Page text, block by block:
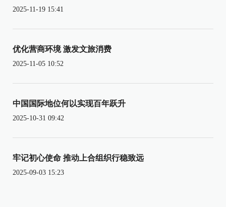
2025-11-19 15:41
优化营商环境 激发文旅消费
2025-11-05 10:52
中国国际地位何以实现百年跃升
2025-10-31 09:42
牢记初心使命 推动上合组织行稳致远
2025-09-03 15:23